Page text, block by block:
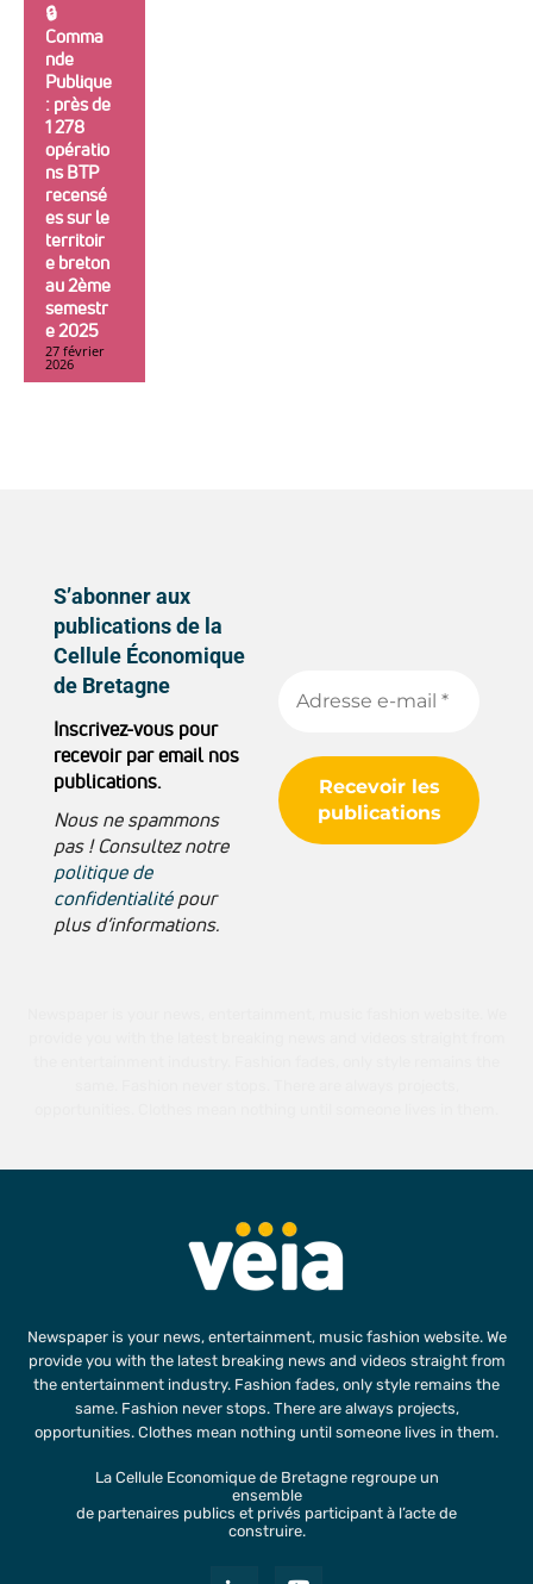
🔒︎
Comma
nde
Publique
: près de
1 278
opératio
ns BTP
recensé
es sur le
territoir
e breton
au 2ème
semestr
e 2025
27 février
2026
S’abonner aux
publications de la
Cellule Économique
de Bretagne
Inscrivez-vous pour
recevoir par email nos
publications.
Nous ne spammons
pas ! Consultez notre
politique de
confidentialitépour
plus d’informations.
Newspaper is your news, entertainment, music fashion website. We
provide you with the latest breaking news and videos straight from
the entertainment industry. Fashion fades, only style remains the
same. Fashion never stops. There are always projects,
opportunities. Clothes mean nothing until someone lives in them.
La Cellule Economique de Bretagne regroupe un
ensemble
de partenaires publics et privés participant à l’acte de
construire.